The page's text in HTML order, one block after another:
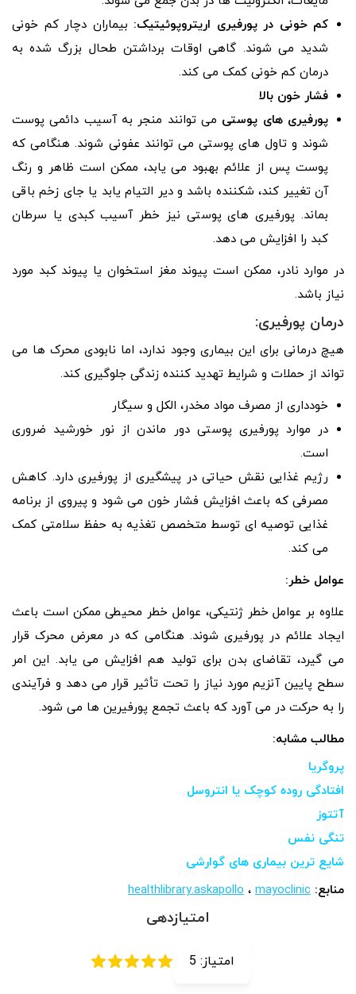
کم خونی در پورفیری اریتروپوئیتیک: بیماران دچار کم خونی
شدید می شوند. گاهی اوقات برداشتن طحال بزرگ شده به
درمان کم خونی کمک می کند.
فشار خون بالا
پورفیری های پوستی می توانند منجر به آسیب دائمی پوست
شوند و تاول های پوستی می توانند عفونی شوند. هنگامی که
پوست پس از علائم بهبود می یابد، ممکن است ظاهر و رنگ
آن تغییر کند، شکننده باشد و دیر التیام یابد یا جای زخم باقی
بماند. پورفیری های پوستی نیز خطر آسیب کبدی یا سرطان
کبد را افزایش می دهد.
در موارد نادر، ممکن است پیوند مغز استخوان یا پیوند کبد مورد
نیاز باشد.
درمان پورفیری:
هیچ درمانی برای این بیماری وجود ندارد، اما نابودی محرک ها می
تواند از حملات و شرایط تهدید کننده زندگی جلوگیری کند.
خودداری از مصرف مواد مخدر، الکل و سیگار
در موارد پورفیری پوستی دور ماندن از نور خورشید ضروری
است.
رژیم غذایی نقش حیاتی در پیشگیری از پورفیری دارد. کاهش
مصرفی که باعث افزایش فشار خون می شود و پیروی از برنامه
غذایی توصیه ای توسط متخصص تغذیه به حفظ سلامتی کمک
می کند.
عوامل خطر:
علاوه بر عوامل خطر ژنتیکی، عوامل خطر محیطی ممکن است باعث
ایجاد علائم در پورفیری شوند. هنگامی که در معرض محرک قرار
می گیرد، تقاضای بدن برای تولید هم افزایش می یابد. این امر
سطح پایین آنزیم مورد نیاز را تحت تأثیر قرار می دهد و فرآیندی
را به حرکت در می آورد که باعث تجمع پورفیرین ها می شود.
مطالب مشابه:
پروگریا
افتادگی روده کوچک یا انتروسل
آتتوز
تنگی نفس
شایع ترین بیماری های گوارشی
منابع:
healthlibrary.askapollo ، mayoclinic
امتیازدهی
امتیاز: 5